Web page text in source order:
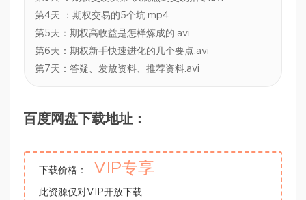
第4天 ：期权交易的5个坑.mp4
第5天：期权高收益是怎样炼成的.avi
第6天：期权新手快速进化的几个要点.avi
第7天：答疑、发放资料、推荐资料.avi
百度网盘下载地址：
下载价格： VIP专享
此资源仅对VIP开放下载